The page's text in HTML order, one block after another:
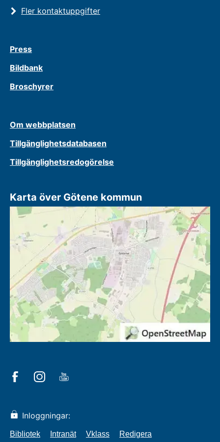
Fler kontaktuppgifter
Press
Bildbank
Broschyrer
Om webbplatsen
Tillgänglighetsdatabasen
Tillgänglighetsredogörelse
Karta över Götene kommun
Inloggningar:
Bibliotek Intranät Vklass Redigera